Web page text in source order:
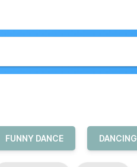
FUNNY DANCE DANCING